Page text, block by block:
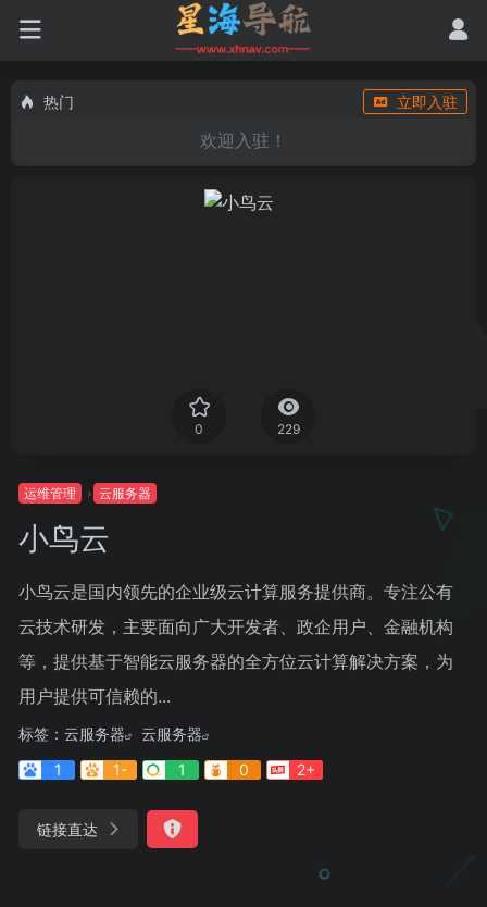
热门 立即入驻
欢迎入驻！
0 229
运维管理 云服务器
小鸟云
小鸟云是国内领先的企业级云计算服务提供商。专注公有
云技术研发，主要面向广大开发者、政企用户、金融机构
等，提供基于智能云服务器的全方位云计算解决方案，为
用户提供可信赖的...
标签： 云服务器
云服务器
1
1- 1 0 2+
链接直达